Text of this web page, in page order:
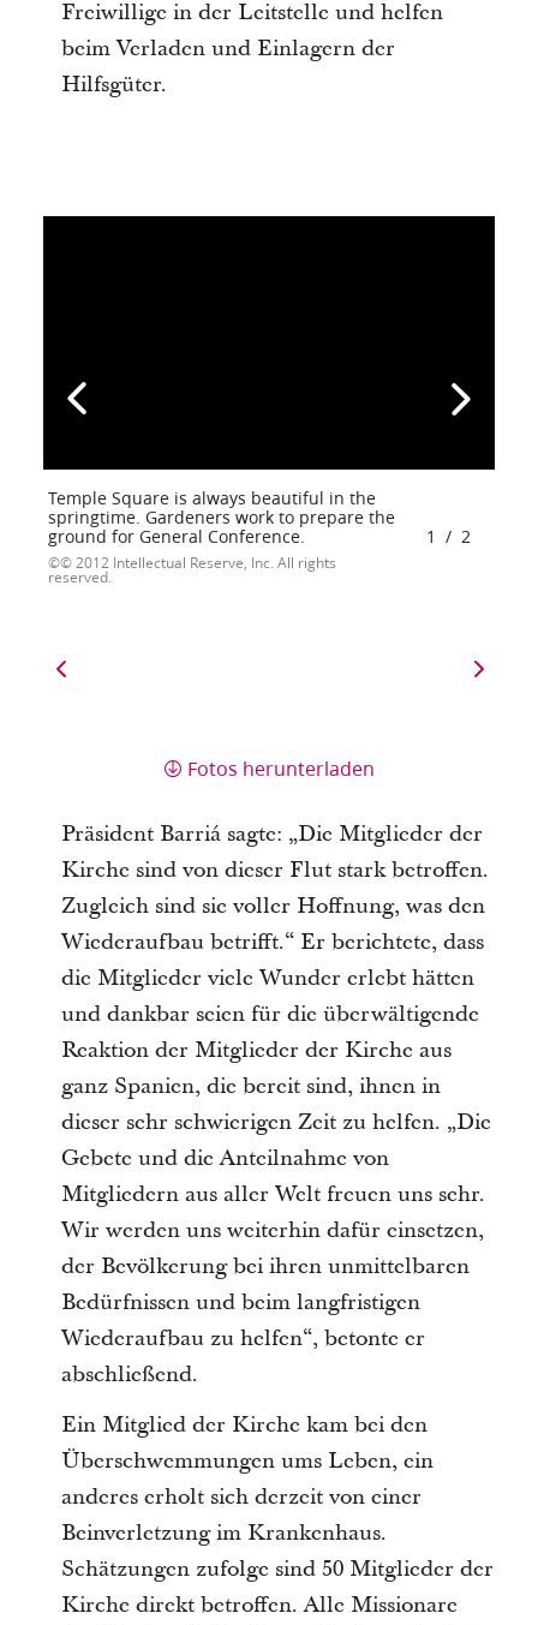
Freiwillige in der Leitstelle und helfen
beim Verladen und Einlagern der
Hilfsgüter.
Temple Square is always beautiful in the
springtime. Gardeners work to prepare the
ground for General Conference.
© 2012 Intellectual Reserve, Inc. All rights
reserved.
1 / 2
Fotos herunterladen
Präsident Barriá sagte: „Die Mitglieder der
Kirche sind von dieser Flut stark betroffen.
Zugleich sind sie voller Hoffnung, was den
Wiederaufbau betrifft.“ Er berichtete, dass
die Mitglieder viele Wunder erlebt hätten
und dankbar seien für die überwältigende
Reaktion der Mitglieder der Kirche aus
ganz Spanien, die bereit sind, ihnen in
dieser sehr schwierigen Zeit zu helfen. „Die
Gebete und die Anteilnahme von
Mitgliedern aus aller Welt freuen uns sehr.
Wir werden uns weiterhin dafür einsetzen,
der Bevölkerung bei ihren unmittelbaren
Bedürfnissen und beim langfristigen
Wiederaufbau zu helfen“, betonte er
abschließend.
Ein Mitglied der Kirche kam bei den
Überschwemmungen ums Leben, ein
anderes erholt sich derzeit von einer
Beinverletzung im Krankenhaus.
Schätzungen zufolge sind 50 Mitglieder der
Kirche direkt betroffen. Alle Missionare